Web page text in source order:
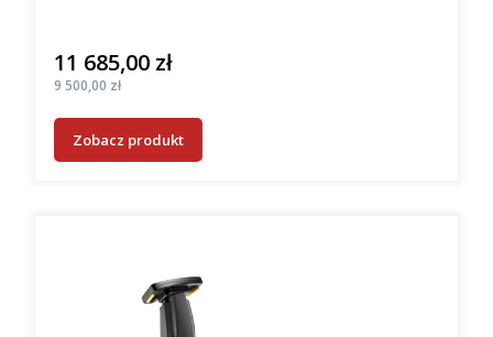
Cena
11 685,00 zł
Cena
9 500,00 zł
Zobacz produkt